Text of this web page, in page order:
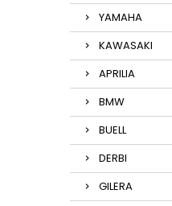
YAMAHA
KAWASAKI
APRILIA
BMW
BUELL
DERBI
GILERA